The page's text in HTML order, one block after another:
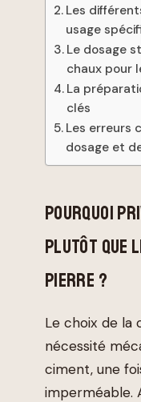
Les
usage
Le dosage
chaux pour
La
clés
Les erreurs
dosage et
POURQUOI
PLUTÔT QUE
PIERRE ?
Le choix de la
nécessité
ciment, une
imperméable.